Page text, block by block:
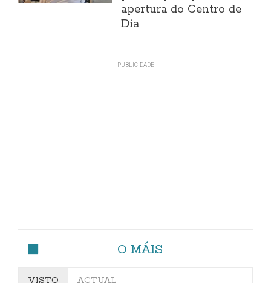
apertura do Centro de
Día
O MÁIS
VISTO ACTUAL